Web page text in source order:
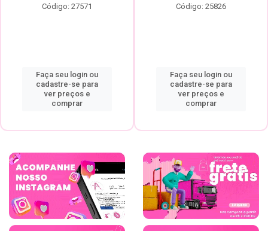
Código: 27571
Faça seu login ou
cadastre-se para
ver preços e
comprar
Código: 25826
Faça seu login ou
cadastre-se para
ver preços e
comprar